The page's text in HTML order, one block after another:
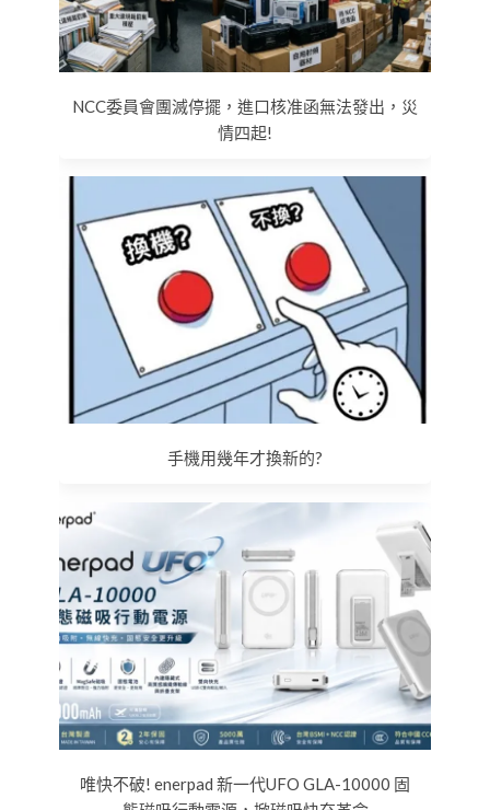
NCC委員會團滅停擺，進口核准函無法發出，災
情四起!
手機用幾年才換新的?
唯快不破! enerpad 新一代UFO GLA-10000 固